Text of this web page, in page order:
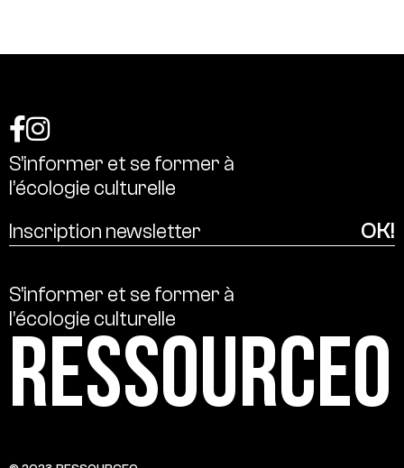
S’informer et se former à
l’écologie culturelle
S’informer et se former à
l’écologie culturelle
Ressource0